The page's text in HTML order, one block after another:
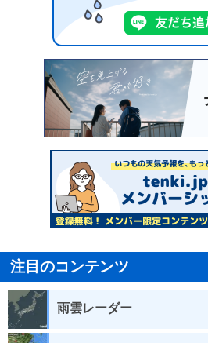
注目のコンテンツ
雨雲レーダー